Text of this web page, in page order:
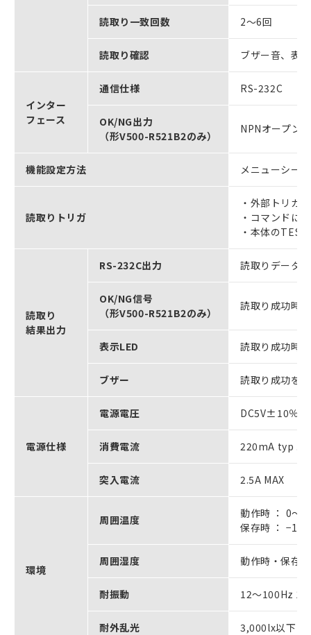
読取り一致回数 2～6回
読取り確認 ブザー音、表
インター
フェース
通信仕様 RS-232C
OK/NG出力
（形V500-R521B2のみ）
NPNオープン
機能設定方法 メニューシー
読取りトリガ
・外部トリガ
・コマンドに
・本体の
読取り
結果出力
RS-232C出力 読取りデータ
OK/NG信号
（形V500-R521B2のみ）
読取り成功時
表示LED 読取り成功時
ブザー 読取り成功を
電源仕様
電源電圧 DC5V±10％
消費電流 220mA typ .
突入電流 2.5A MAX
環境
周囲温度
動作時 ： 0～
保存時 ： −10
周囲湿度 動作時・保存
耐振動 12～100Hz
耐外乱光 3,000lx以下（